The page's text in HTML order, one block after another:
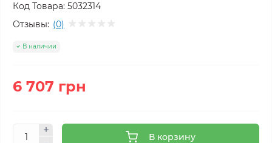
Код Товара: 5032314
Отзывы: (0)
В наличии
6 707 грн
В корзину